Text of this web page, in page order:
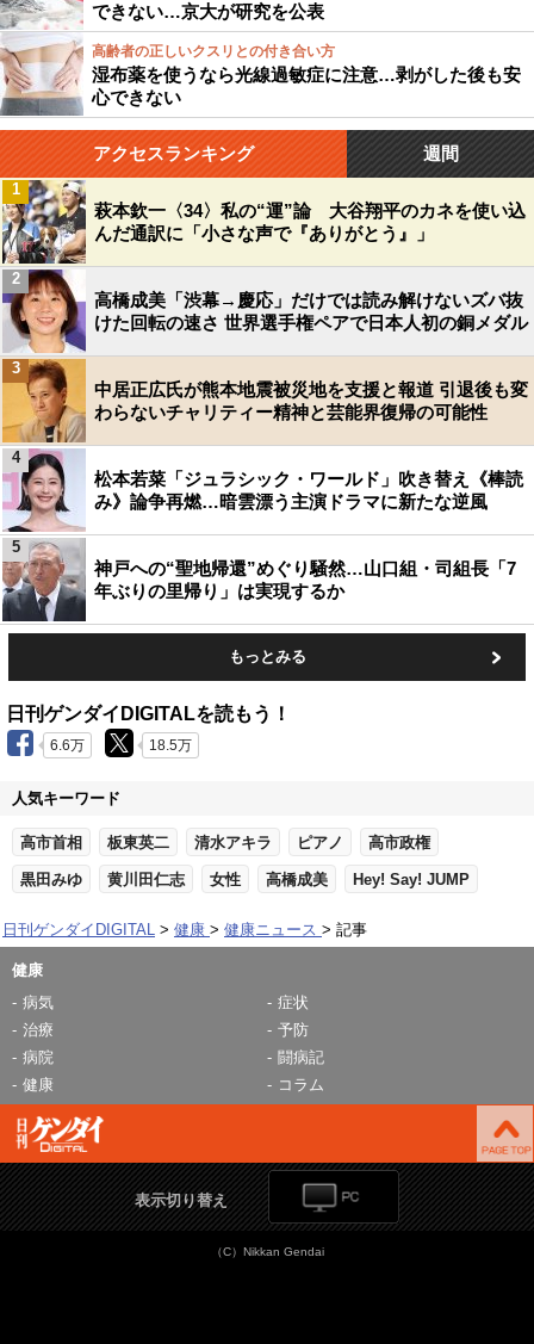
できない…京大が研究を公表
高齢者の正しいクスリとの付き合い方
湿布薬を使うなら光線過敏症に注意…剥がした後も安
心できない
アクセスランキング 週間
萩本欽一〈34〉私の“運”論 大谷翔平のカネを使い込
んだ通訳に「小さな声で『ありがとう』」
1
高橋成美「渋幕→慶応」だけでは読み解けないズバ抜
けた回転の速さ 世界選手権ペアで日本人初の銅メダル
2
中居正広氏が熊本地震被災地を支援と報道 引退後も変
わらないチャリティー精神と芸能界復帰の可能性
3
松本若菜「ジュラシック・ワールド」吹き替え《棒読
み》論争再燃…暗雲漂う主演ドラマに新たな逆風
4
神戸への“聖地帰還”めぐり騒然…山口組・司組長「7
年ぶりの里帰り」は実現するか
5
もっとみる
日刊ゲンダイDIGITALを読もう！
6.6万 18.5万
人気キーワード
高市首相 板東英二 清水アキラ ピアノ 高市政権
黒田みゆ 黄川田仁志 女性 高橋成美 Hey! Say! JUMP
日刊ゲンダイDIGITAL 健康 健康ニュース 記事
健康
病気
症状
治療
予防
病院
闘病記
健康
コラム
表示切り替え
（C）Nikkan Gendai